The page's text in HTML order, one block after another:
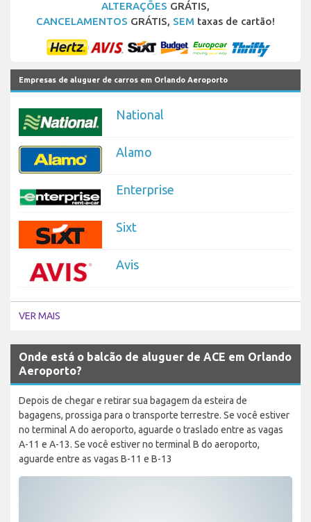
ALTERAÇÕES GRÁTIS,
CANCELAMENTOS GRÁTIS, SEM taxas de cartão!
Empresas de aluguer de carros em Orlando Aeroporto
National
Alamo
Enterprise
Sixt
Avis
VER MAIS
Onde está o balcão de aluguer de ACE em Orlando
Aeroporto?
Depois de chegar e retirar sua bagagem da esteira de
bagagens, prossiga para o transporte terrestre. Se você estiver
no terminal A do aeroporto, aguarde o traslado entre as vagas
A-11 e A-13. Se você estiver no terminal B do aeroporto,
aguarde entre as vagas B-11 e B-13